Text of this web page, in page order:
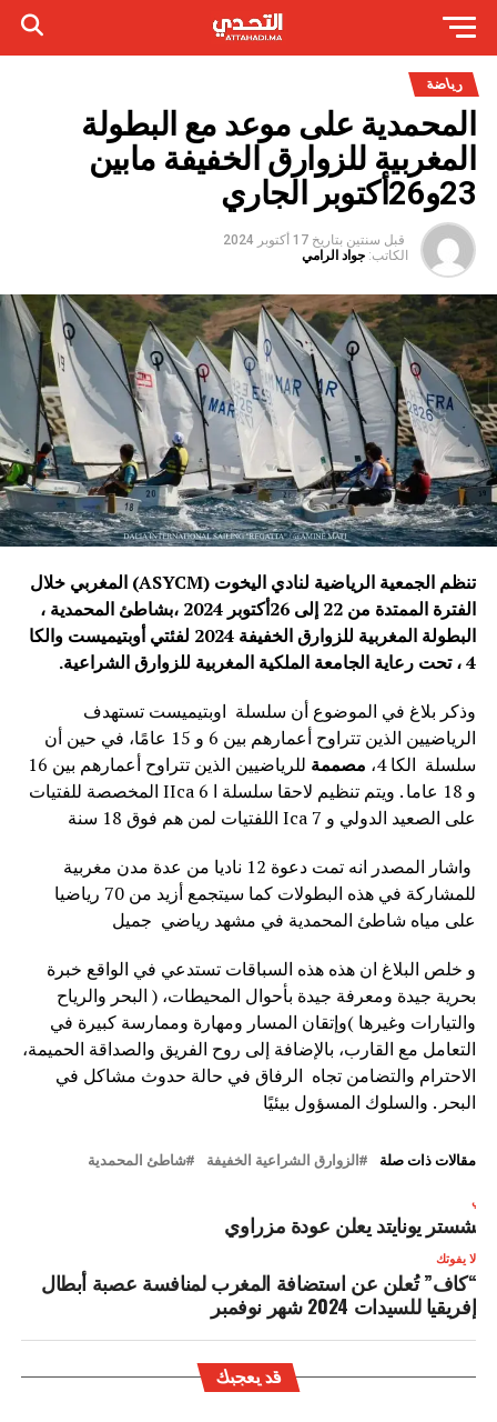
رياضة
المحمدية على موعد مع البطولة
المغربية للزوارق الخفيفة مابين
23و26أكتوبر الجاري
قبل سنتين بتاريخ 17 أكتوبر 2024
الكاتب: جواد الرامي
تنظم الجمعية الرياضية لنادي اليخوت (ASYCM)
المغربي خلال
الفترة الممتدة من 22 إلى 26أكتوبر 2024 ،بشاطئ المحمدية ،
البطولة المغربية للزوارق الخفيفة 2024 لفئتي أوبتيميست والكا
4 ، تحت رعاية الجامعة الملكية المغربية للزوارق الشراعية.
وذكر بلاغ في الموضوع أن سلسلة اوبتيميست تستهدف
الرياضيين الذين تتراوح أعمارهم بين 6 و 15 عامًا، في حين أن
سلسلة الكا 4،
مصممة
للرياضيين الذين تتراوح أعمارهم بين 16
و 18 عاما . ويتم تنظيم لاحقا سلسلة ا 6 IIca المخصصة للفتيات
على الصعيد الدولي و 7 Ica اللفتيات لمن هم فوق 18 سنة
واشار المصدر انه تمت دعوة 12 ناديا من عدة مدن مغربية
للمشاركة في هذه البطولات كما سيتجمع أزيد من 70 رياضيا
على مياه شاطئ المحمدية في مشهد رياضي جميل
و خلص البلاغ ان هذه هذه السباقات تستدعي في الواقع خبرة
بحرية جيدة ومعرفة جيدة بأحوال المحيطات، ( البحر والرياح
والتيارات وغيرها )وإتقان المسار ومهارة وممارسة كبيرة في
التعامل مع القارب، بالإضافة إلى روح الفريق والصداقة الحميمة،
الاحترام والتضامن تجاه الرفاق في حالة حدوث مشاكل في
البحر . والسلوك المسؤول بيئيًا
مقالات ذات صلة الزوارق الشراعية الخفيفة شاطئ المحمدية
يونايتد يعلن عودة مزراوي
لا يفوتك
“كاف” تُعلن عن استضافة المغرب لمنافسة عصبة أبطال
إفريقيا للسيدات 2024 شهر نوفمبر
قد يعجبك